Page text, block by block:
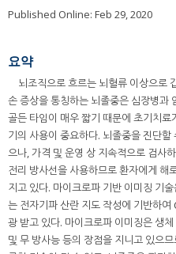
Published Online: Feb 29, 2020
요약
뇌조직으로 흐르는 뇌혈류 이상으로
손 증상을 통칭하는 뇌졸중은 심장병과
골든 타임이 매우 짧기 때문에 초기치
기의 사용이 중요하다. 뇌졸중을 진단
으나, 가격 및 운영 상 지속적으로 검사
전리 방사선을 사용하므로 환자에게 해
지고 있다. 마이크로파 기반 이미징 기
는 전자기파 산란 지도 작성에 기반하
광 받고 있다. 마이크로파 이미징은 생
및 무 방사능 등의 장점을 지니고 있으